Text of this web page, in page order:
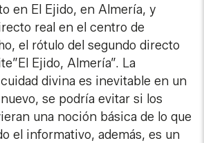
en El Ejido, en Almería, y
real en el centro de
el rótulo del segundo directo
Ejido, Almería”. La
divina es inevitable en un
se podría evitar si los
una noción básica de lo que
el informativo, además, es un